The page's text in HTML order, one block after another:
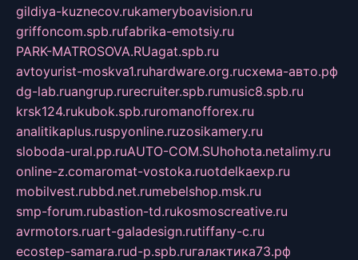
gildiya-kuznecov.rukameryboavision.ru
griffoncom.spb.rufabrika-emotsiy.ru
PARK-MATROSOVA.RUagat.spb.ru
avtoyurist-moskva1.ruhardware.org.ruсхема-авто.рф
dg-lab.ruangrup.rurecruiter.spb.rumusic8.spb.ru
krsk124.rukubok.spb.ruromanofforex.ru
analitikaplus.ruspyonline.ruzosikamery.ru
sloboda-ural.pp.ruAUTO-COM.SUhohota.netalimy.ru
online-z.comaromat-vostoka.ruotdelkaexp.ru
mobilvest.rubbd.net.rumebelshop.msk.ru
smp-forum.rubastion-td.rukosmoscreative.ru
avrmotors.ruart-galadesign.rutiffany-c.ru
ecostep-samara.rud-p.spb.ruгалактика73.рф